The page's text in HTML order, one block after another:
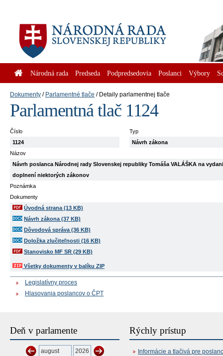
Národná rada Predseda Podpredsedovia Poslanci Výbory
Dokumenty Parlamentné tlače Detaily parlamentnej tlače
Parlamentná tlač 1124
Číslo
1124
Typ
Návrh zákona
Názov
Návrh poslanca Národnej rady Slovenskej republiky Tomáša VALÁŠKA na
doplnení niektorých zákonov
Poznámka
Dokumenty
Úvodná strana (13 KB)
Návrh zákona (37 KB)
Dôvodová správa (36 KB)
Doložka zlučiteľnosti (16 KB)
Stanovisko MF SR (29 KB)
Všetky dokumenty v balíku ZIP
Legislatívny proces
Hlasovania poslancov o ČPT
Deň v parlamente Rýchly prístup
Informácie a tlačivá pre